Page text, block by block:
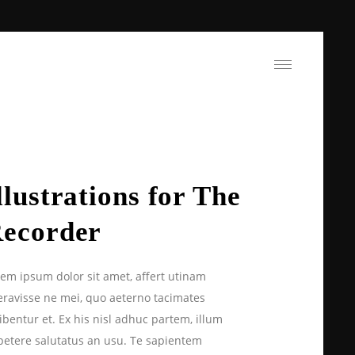
for The
ipsum dolor sit amet, affert utinam
ne mei, quo aeterno tacimates
et. Ex his nisl adhuc partem, illum
salutatus an usu. Te sapientem